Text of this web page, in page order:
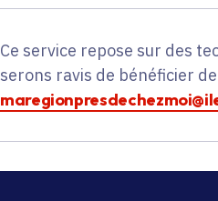
Ce service repose sur des
serons ravis de bénéficier